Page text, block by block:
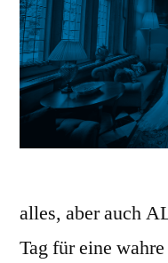
alles, aber auch
Tag für eine